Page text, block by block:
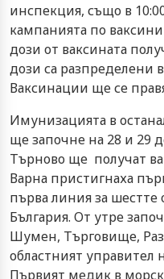
инспекция, също в
кампанията по
дози от ваксината
дози са разпределени
Ваксинации ще се
Имунизацията в
ще започне на 28 и 29
Търново ще получат
Варна пристигнаха
първа линия за шестте
България. От утре
Шумен, Търговище,
областният управител
Първият медик в